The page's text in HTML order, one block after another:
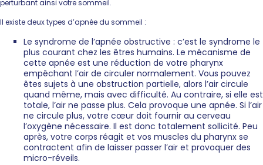
perturbant ainsi votre sommeil.
Il existe deux types d’apnée du sommeil :
Le syndrome de l’apnée obstructive : c’est le syndrome le
plus courant chez les êtres humains. Le mécanisme de
cette apnée est une réduction de votre pharynx
empêchant l’air de circuler normalement. Vous pouvez
êtes sujets à une obstruction partielle, alors l’air circule
quand même, mais avec difficulté. Au contraire, si elle est
totale, l’air ne passe plus. Cela provoque une apnée. Si l’air
ne circule plus, votre cœur doit fournir au cerveau
l’oxygène nécessaire. Il est donc totalement sollicité. Peu
après, votre corps réagit et vos muscles du pharynx se
contractent afin de laisser passer l’air et provoquer des
micro-réveils.